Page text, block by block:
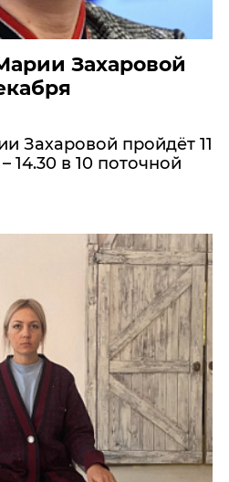
Захаровой
Захаровой пройдёт 11
14.30 в 10 поточной